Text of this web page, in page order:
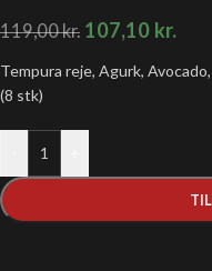
119,00kr. 107,10 kr.
Tempura reje, Agurk,
(8 stk)